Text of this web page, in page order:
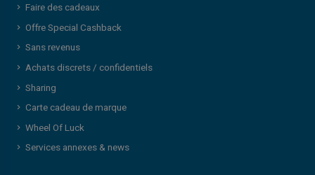
Faire des cadeaux
Offre Special Cashback
Sans revenus
Achats discrets / confidentiels
Sharing
Carte cadeau de marque
Wheel Of Luck
Services annexes & news